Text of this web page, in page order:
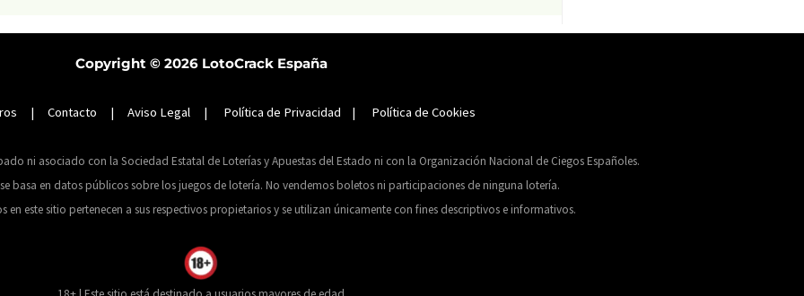
Copyright © 2026 LotoCrack España
| Contacto | Aviso Legal | Política de Privacidad | Política de Cookies
ni asociado con la Sociedad Estatal de Loterías y Apuestas del Estado ni con la Organización Nacional de Ciegos Españoles.
basa en datos públicos sobre los juegos de lotería. No vendemos boletos ni participaciones de ninguna lotería.
en este sitio pertenecen a sus respectivos propietarios y se utilizan únicamente con fines descriptivos e informativos.